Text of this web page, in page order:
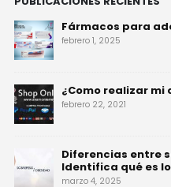
Fármacos para
¿Como realizar mi
Diferencias entre
Identifica qué es